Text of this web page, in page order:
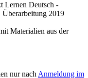
Lernen Deutsch -
2019
Materialien aus der
nur nach Anmeldung im